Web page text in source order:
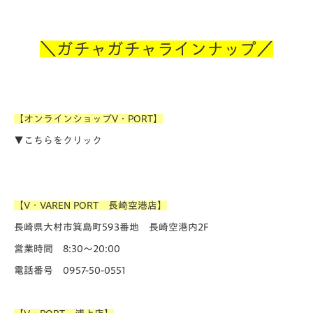
＼ガチャガチャラインナップ／
【オンラインショップV・PORT】
▼こちらをクリック
【V・VAREN PORT 長崎空港店】
長崎県大村市箕島町593番地 長崎空港内2F
営業時間 8:30～20:00
電話番号 0957-50-0551